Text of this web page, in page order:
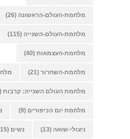
מלחמת-העולם-הראשונה (26)
מלחמת-העולם-השנייה (115)
מלחמת-העצמאות (40)
מלחמת-השחרור (21)
מלחמת העולם השנייה: קרבות (9)
מלחמת יום הכיפורים (9)
ניצולי-שואה (13) נשים (15)